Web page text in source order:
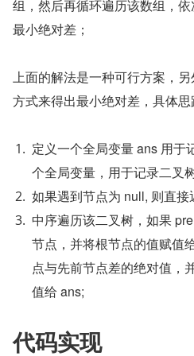
组，然后再循环遍历该数组，
最小绝对差；
上面的解法是一种可行方案，
方式来得出最小绝对差，具体思
定义一个全局变量 ans 用于
个全局变量，用于记录二叉
如果遇到节点为 null, 则直接
中序遍历该二叉树，如果
节点，并将根节点的值赋值
点与先前节点差的绝对值，
值给 ans;
代码实现